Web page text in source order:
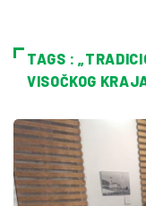
TAGS :
VISOČKOG